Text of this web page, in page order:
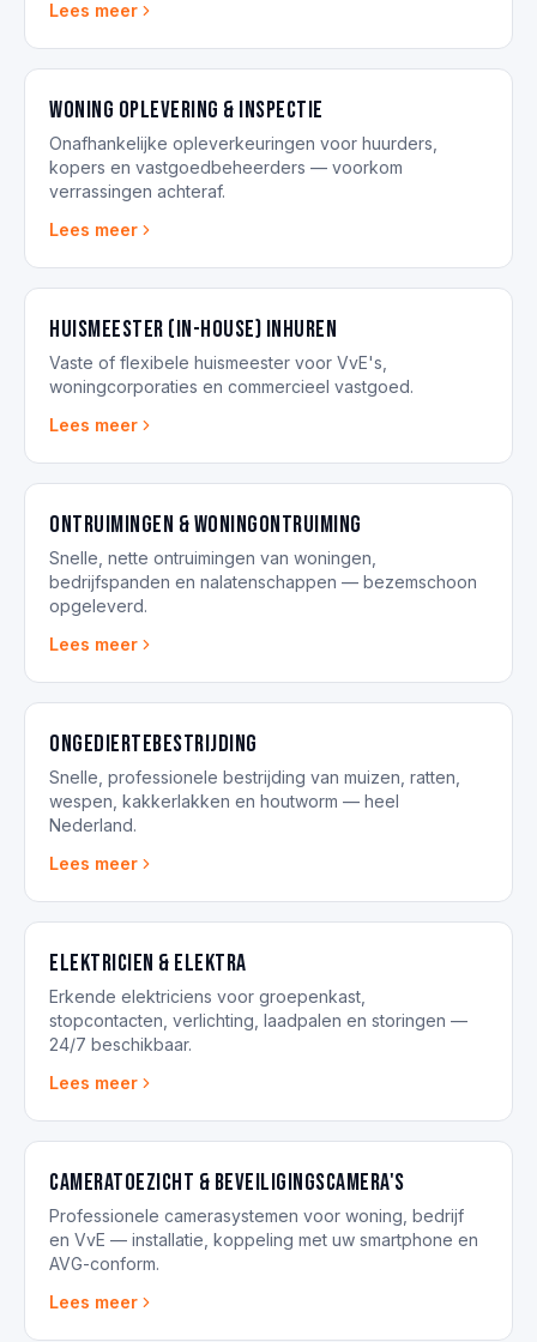
Lees meer
Woning oplevering & inspectie
Onafhankelijke opleverkeuringen voor huurders,
kopers en vastgoedbeheerders — voorkom
verrassingen achteraf.
Lees meer
Huismeester (in-house) inhuren
Vaste of flexibele huismeester voor VvE's,
woningcorporaties en commercieel vastgoed.
Lees meer
Ontruimingen & woningontruiming
Snelle, nette ontruimingen van woningen,
bedrijfspanden en nalatenschappen — bezemschoon
opgeleverd.
Lees meer
Ongediertebestrijding
Snelle, professionele bestrijding van muizen, ratten,
wespen, kakkerlakken en houtworm — heel
Nederland.
Lees meer
Elektricien & elektra
Erkende elektriciens voor groepenkast,
stopcontacten, verlichting, laadpalen en storingen —
24/7 beschikbaar.
Lees meer
Cameratoezicht & beveiligingscamera's
Professionele camerasystemen voor woning, bedrijf
en VvE — installatie, koppeling met uw smartphone en
AVG-conform.
Lees meer